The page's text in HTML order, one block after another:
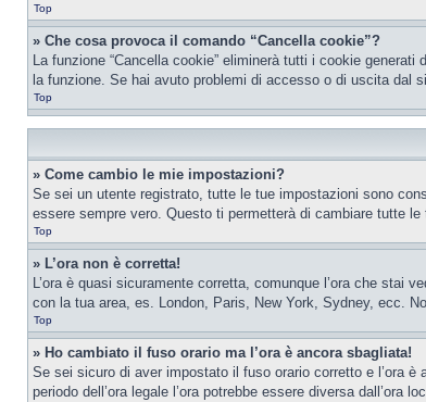
Top
» Che cosa provoca il comando “Cancella cookie”?
La funzione “Cancella cookie” eliminerà tutti i cookie
la funzione. Se hai avuto problemi di accesso o di uscita dal
Top
» Come cambio le mie impostazioni?
Se sei un utente registrato, tutte le tue impostazioni sono
essere sempre vero. Questo ti permetterà di cambiare tutte
Top
» L’ora non è corretta!
L’ora è quasi sicuramente corretta, comunque l’ora che stai
con la tua area, es. London, Paris, New York, Sydney, ecc.
Top
» Ho cambiato il fuso orario ma l’ora è ancora sbagliata!
Se sei sicuro di aver impostato il fuso orario corretto e l’ora
periodo dell’ora legale l’ora potrebbe essere diversa dall’ora